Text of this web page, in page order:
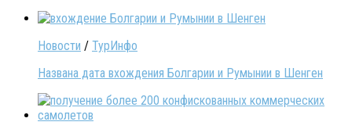
Новости / ТурИнфо
Названа дата вхождения Болгарии и Румынии в Шенген